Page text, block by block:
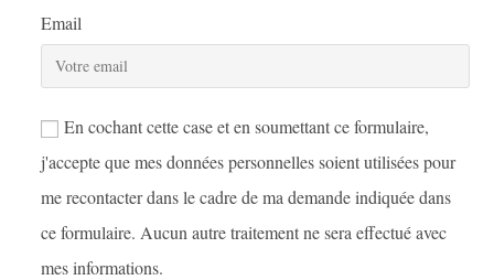
Email
En cochant cette case et en soumettant ce formulaire,
j'accepte que mes données personnelles soient utilisées pour
me recontacter dans le cadre de ma demande indiquée dans
ce formulaire. Aucun autre traitement ne sera effectué avec
mes informations.